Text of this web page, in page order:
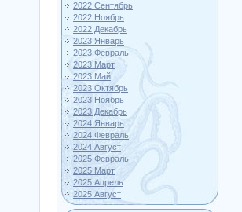
2022 Сентябрь
2022 Ноябрь
2022 Декабрь
2023 Январь
2023 Февраль
2023 Март
2023 Май
2023 Октябрь
2023 Ноябрь
2023 Декабрь
2024 Январь
2024 Февраль
2024 Август
2025 Февраль
2025 Март
2025 Апрель
2025 Август